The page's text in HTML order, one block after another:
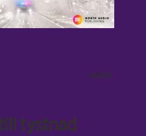
Ljudbok
tystnad